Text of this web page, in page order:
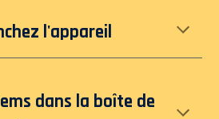
l'appareil
dans la boîte de